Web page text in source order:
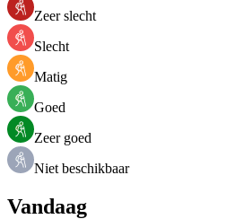
Zeer slecht
Slecht
Matig
Goed
Zeer goed
Niet beschikbaar
Vandaag